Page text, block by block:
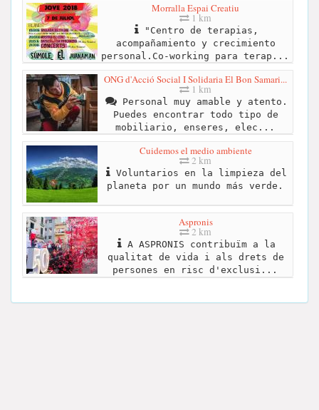
Morralla Espai Creatiu
1 km
"Centro de terapias,
acompañamiento y crecimiento
personal.Co-working para terap...
ONG d'Acció Social I Solidaria El Bon Samari...
1 km
Personal muy amable y atento.
Puedes encontrar todo tipo de
mobiliario, enseres, elec...
Cuidemos el medio ambiente
2 km
Voluntarios en la limpieza del
planeta por un mundo más verde.
Aspronis
2 km
A ASPRONIS contribuïm a la
qualitat de vida i als drets de
persones en risc d'exclusi...